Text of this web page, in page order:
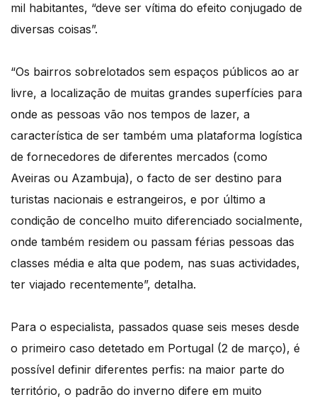
mil habitantes, “deve ser vítima do efeito conjugado de
diversas coisas”.
“Os bairros sobrelotados sem espaços públicos ao ar
livre, a localização de muitas grandes superfícies para
onde as pessoas vão nos tempos de lazer, a
característica de ser também uma plataforma logística
de fornecedores de diferentes mercados (como
Aveiras ou Azambuja), o facto de ser destino para
turistas nacionais e estrangeiros, e por último a
condição de concelho muito diferenciado socialmente,
onde também residem ou passam férias pessoas das
classes média e alta que podem, nas suas actividades,
ter viajado recentemente”, detalha.
Para o especialista, passados quase seis meses desde
o primeiro caso detetado em Portugal (2 de março), é
possível definir diferentes perfis: na maior parte do
território, o padrão do inverno difere em muito